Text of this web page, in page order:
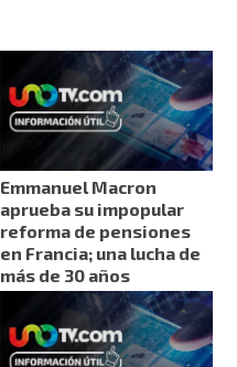
Emmanuel Macron
aprueba su impopular
reforma de pensiones
en Francia; una lucha de
más de 30 años